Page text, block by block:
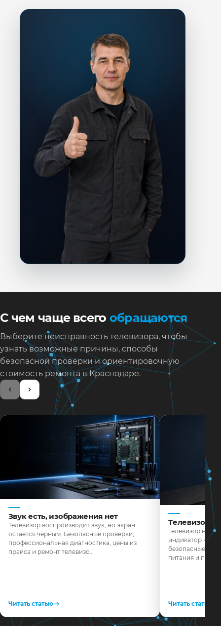
С чем чаще всего обращаются
Выберите неисправность телевизора, чтобы
узнать возможные причины, способы
безопасной проверки и ориентировочную
стоимость ремонта в Краснодаре.
Звук есть, изображения нет
Телевизор воспроизводит звук, но экран
остаётся чёрным. Безопасные проверки,
профессиональная диагностика, цены из
прайса и ремонт телевизо…
Читать статью
Телевизор
Телевизор не
индикатор не
безопасные
питания и
Читать статью